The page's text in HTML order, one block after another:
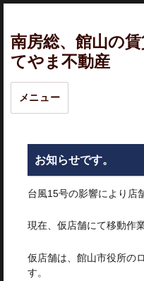
南房総、館山の
てやま不動産
メニュー
お知らせです。
台風15号の影響により店
現在、仮店舗にて移動作
仮店舗は、館山市役所の
す。